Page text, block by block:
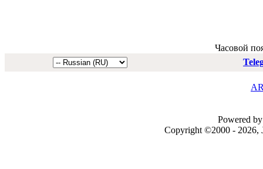
Часовой
Powered
Copyright ©2000 - 2026,